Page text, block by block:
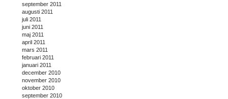
september 2011
augusti 2011
juli 2011
juni 2011
maj 2011
april 2011
mars 2011
februari 2011
januari 2011
december 2010
november 2010
oktober 2010
september 2010